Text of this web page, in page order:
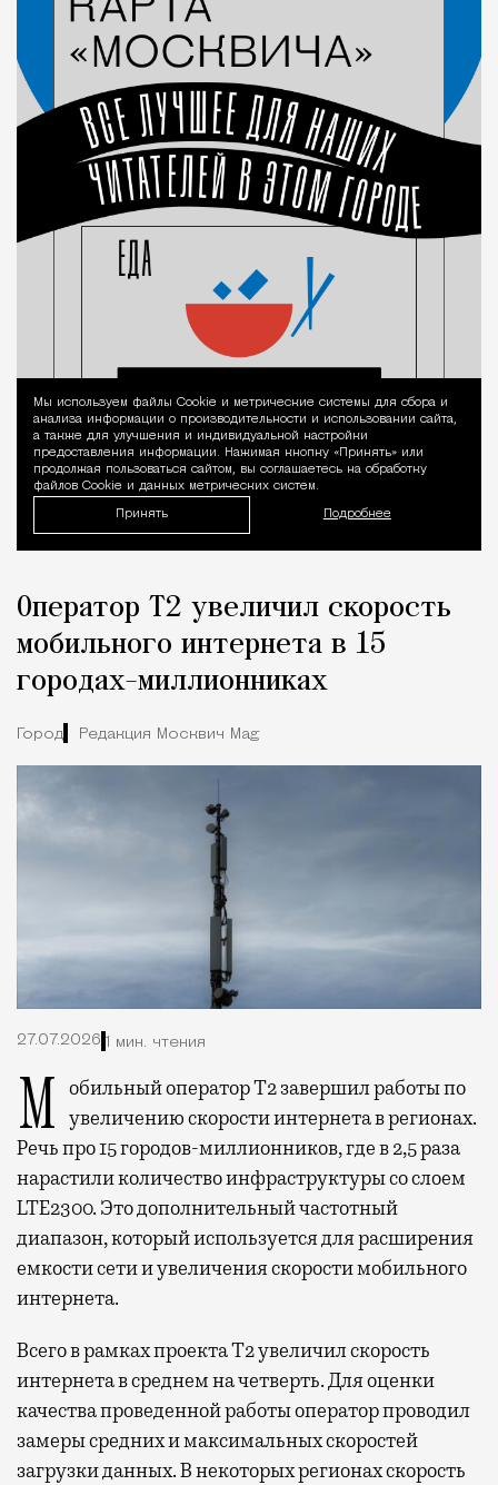
Уведомление
Мы используем файлы Сookie и метрические системы для сбора и
анализа информации о производительности и использовании сайта,
а также для улучшения и индивидуальной настройки
предоставления информации. Нажимая кнопку «Принять» или
продолжая пользоваться сайтом, вы соглашаетесь на обработку
файлов Cookie и данных метрических систем.
Принять Подробнее
Оператор Т2 увеличил скорость
мобильного интернета в 15
городах-миллионниках
Город Редакция Москвич Mag
27.07.2026 1 мин. чтения
Мобильный оператор Т2 завершил работы по увеличению скорости интернета в регионах.
Речь про 15 городов-миллионников, где в 2,5 раза
нарастили количество инфраструктуры со слоем
LTE2300. Это дополнительный частотный
диапазон, который используется для расширения
емкости сети и увеличения скорости мобильного
интернета.
Всего в рамках проекта Т2 увеличил скорость
интернета в среднем на четверть. Для оценки
качества проведенной работы оператор проводил
замеры средних и максимальных скоростей
загрузки данных. В некоторых регионах скорость